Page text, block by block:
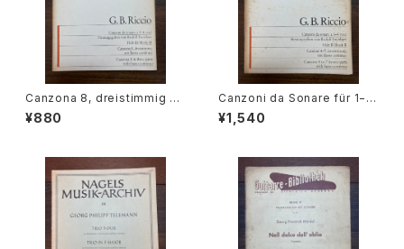
Canzona 8, dreistimmig mi
t Basso continuo【著者：GIO
VANNI BATTISTA RICCIO】
¥880
Canzoni da Sonare für 1−4
stimmen und Basso Contin
uo 4−7【著者：GIOVANNI BA
¥1,540